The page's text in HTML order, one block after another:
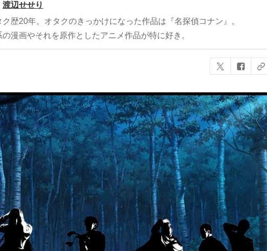
渡辺せせり
ク歴20年。オタクのきっかけになった作品は『名探偵コナン』。
の漫画やそれを原作としたアニメ作品が特に好き。